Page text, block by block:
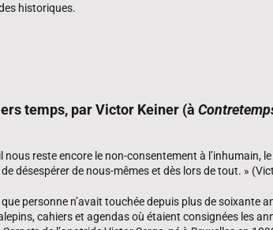
historiques.
temps, par Victor Keiner (à
nous reste encore le non-consentement à l’inhumain,
désespérer de nous-mêmes et dès lors de tout. »
que personne n’avait touchée depuis plus de soixante
cahiers et agendas où étaient consignées les